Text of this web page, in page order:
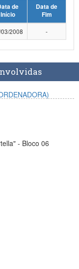
de
Início
Data de
Fim
2008 -
- Bloco 06